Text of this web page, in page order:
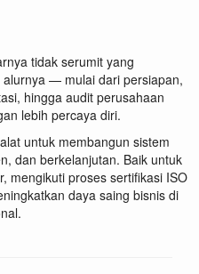
tidak serumit yang
— mulai dari persiapan,
hingga audit perusahaan
lebih percaya diri.
untuk membangun sistem
dan berkelanjutan. Baik untuk
mengikuti proses sertifikasi ISO
daya saing bisnis di